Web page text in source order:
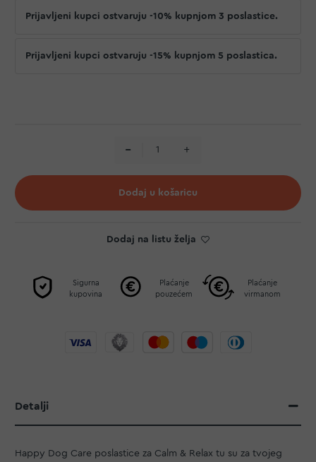
Prijavljeni kupci ostvaruju -10% kupnjom 3 poslastice.
Prijavljeni kupci ostvaruju -15% kupnjom 5 poslastica.
Dodaj u košaricu
Dodaj na listu želja
Sigurna
kupovina
Plaćanje
pouzećem
Plaćanje
virmanom
Detalji
Happy Dog Care poslastice za Calm & Relax tu su za tvojeg